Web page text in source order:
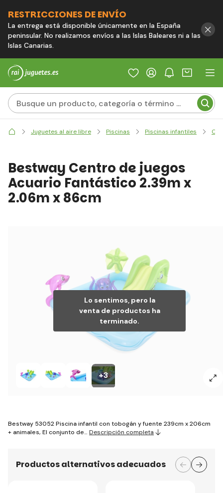
RESTRICCIONES DE ENVÍO
La entrega está disponible únicamente en la España
peninsular. No realizamos envíos a las Islas Baleares ni a las
Islas Canarias.
Juguetes al aire libre Piscinas Piscinas infantiles
+3
Lo sentimos, pero la
venta de productos ha
terminado.
Bestway Centro de juegos
Acuario Fantástico 2.39m x
2.06m x 86cm
Bestway 53052 Piscina infantil con tobogán y fuente 239cm x 206cm
+ animales, El conjunto de… Descripción completa
Productos alternativos adecuados